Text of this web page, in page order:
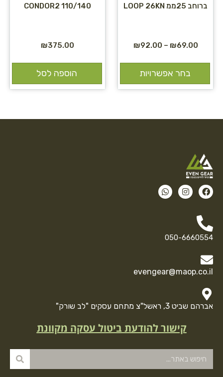
ברוחב 25ממ LOOP 26KN
₪69.00
–
₪92.00
בחר אפשרויות
CONDOR2 110/140
₪375.00
הוספה לסל
050-6660554
evengear@maop.co.il
אברהם שביט 3, ראשל"צ מתחם עסקים "לב שורק"
קישור להודעת ביטול עסקה מקוונת